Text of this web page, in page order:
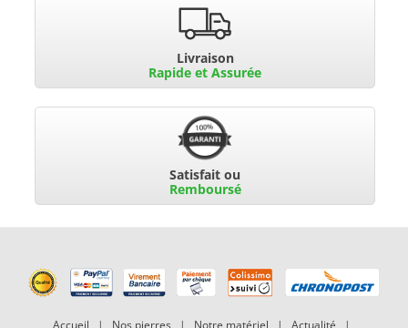
Livraison
Rapide et Assurée
Satisfait ou
Remboursé